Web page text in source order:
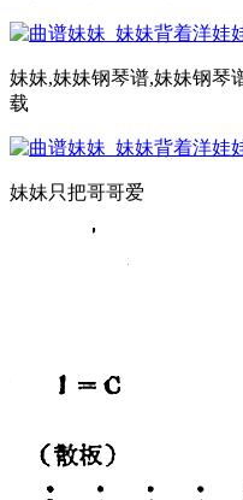
妹妹,妹妹钢琴谱,妹妹钢琴
载
妹妹只把哥哥爱